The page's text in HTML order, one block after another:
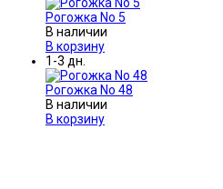
Рогожка No 5
В наличии
В корзину
1-3 дн.
Рогожка No 48
В наличии
В корзину